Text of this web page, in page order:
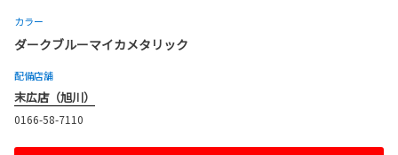
カラー
ダークブルーマイカメタリック
配備店舗
末広店（旭川）
0166-58-7110